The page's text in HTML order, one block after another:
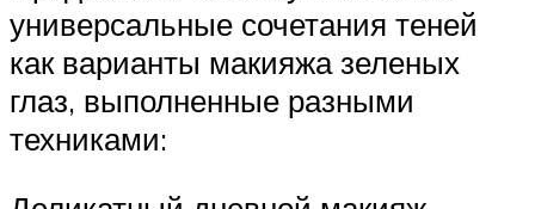
универсальные сочетания теней
как варианты макияжа зеленых
глаз, выполненные разными
техниками: